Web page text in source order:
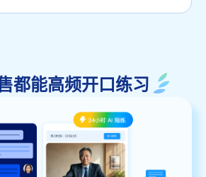
都能高频开口练习